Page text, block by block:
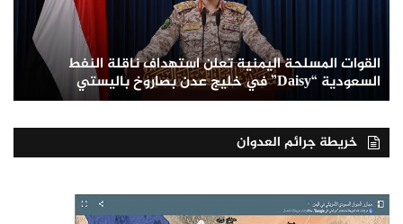
القوات المسلحة اليمنية تعلن استهداف ناقلة النفط
السعودية “Daisy” في خليج عدن بصاروخ باليستي
خريطة جرائم العدوان